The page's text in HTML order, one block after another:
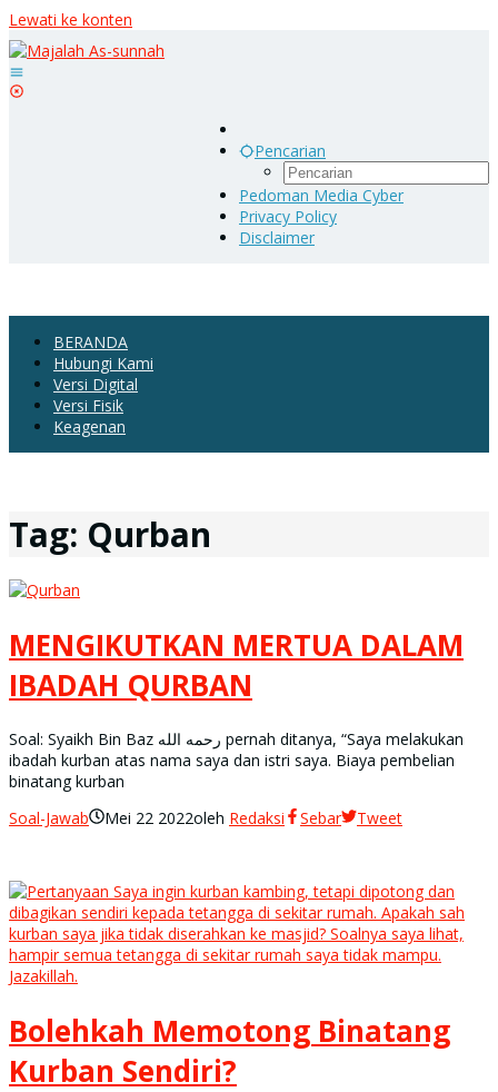
Lewati ke konten
Pencarian
Pedoman Media Cyber
Privacy Policy
Disclaimer
BERANDA
Hubungi Kami
Versi Digital
Versi Fisik
Keagenan
Tag: Qurban
MENGIKUTKAN MERTUA DALAM
IBADAH QURBAN
Soal: Syaikh Bin Baz رحمه الله pernah ditanya, “Saya melakukan
ibadah kurban atas nama saya dan istri saya. Biaya pembelian
binatang kurban
Soal-Jawab
Mei 22 2022oleh Redaksi Sebar Tweet
Bolehkah Memotong Binatang
Kurban Sendiri?